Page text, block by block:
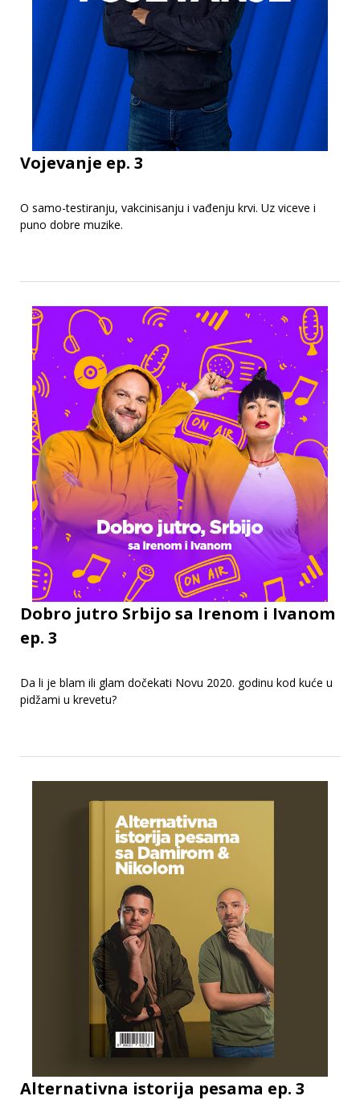
Vojevanje ep. 3
O samo-testiranju, vakcinisanju i vađenju krvi. Uz viceve i
puno dobre muzike.
Dobro jutro Srbijo sa Irenom i Ivanom
ep. 3
Da li je blam ili glam dočekati Novu 2020. godinu kod kuće u
pidžami u krevetu?
Alternativna istorija pesama ep. 3